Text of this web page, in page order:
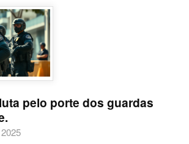
pelo porte dos guardas